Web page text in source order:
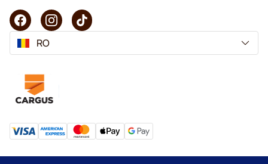
RO